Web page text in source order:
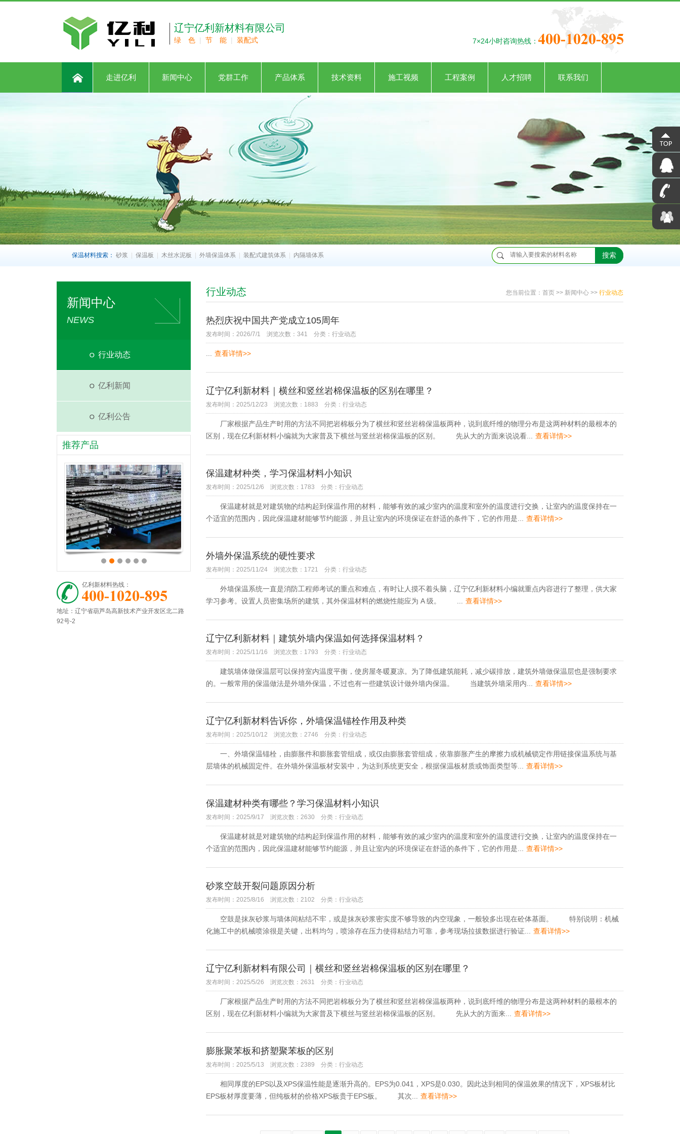
辽宁亿利新材料有限公司
绿 色 | 节 能 | 装配式 7×24小时咨询热线：
走进亿利 新闻中心 党群工作 产品体系 技术资料 施工视频 工程案例 人才招聘 联系我们
保温材料搜索： 砂浆 保温板 木丝水泥板 外墙保温体系 装配式建筑体系 内隔墙体系 搜索
新闻中心
NEWS
行业动态
亿利新闻
亿利公告
推荐产品
亿利新材料热线：
地址：辽宁省葫芦岛高新技术产业开发区北二路
92号-2
行业动态 您当前位置： 首页 >> 新闻中心 >> 行业动态
热烈庆祝中国共产党成立105周年
发布时间：2026/7/1 浏览次数：341 分类：行业动态
查看详情>>
辽宁亿利新材料｜横丝和竖丝岩棉保温板的区别在哪里？
发布时间：2025/12/23 浏览次数：1883 分类：行业动态
厂家根据产品生产时用的方法不同把岩棉板分为了横丝和竖丝岩棉保温板两种，说到底纤维的物理分布是这两种材料的最根本的
区别，现在亿利新材料小编就为大家普及下横丝与竖丝岩棉保温板的区别。 先从大的方面来说说看...
查看详情>>
保温建材种类，学习保温材料小知识
发布时间：2025/12/6 浏览次数：1783 分类：行业动态
保温建材就是对建筑物的结构起到保温作用的材料，能够有效的减少室内的温度和室外的温度进行交换，让室内的温度保持在一
个适宜的范围内，因此保温建材能够节约能源，并且让室内的环境保证在舒适的条件下，它的作用是...
查看详情>>
外墙外保温系统的硬性要求
发布时间：2025/11/24 浏览次数：1721 分类：行业动态
外墙保温系统一直是消防工程师考试的重点和难点，有时让人摸不着头脑，辽宁亿利新材料小编就重点内容进行了整理，供大家
学习参考。设置人员密集场所的建筑，其外保温材料的燃烧性能应为 A 级。 ...
查看详情>>
辽宁亿利新材料｜建筑外墙内保温如何选择保温材料？
发布时间：2025/11/16 浏览次数：1793 分类：行业动态
建筑墙体做保温层可以保持室内温度平衡，使房屋冬暖夏凉。为了降低建筑能耗，减少碳排放，建筑外墙做保温层也是强制要求
的。一般常用的保温做法是外墙外保温，不过也有一些建筑设计做外墙内保温。 当建筑外墙采用内...
查看详情>>
辽宁亿利新材料告诉你，外墙保温锚栓作用及种类
发布时间：2025/10/12 浏览次数：2746 分类：行业动态
一、外墙保温锚栓，由膨胀件和膨胀套管组成，或仅由膨胀套管组成，依靠膨胀产生的摩擦力或机械锁定作用链接保温系统与基
层墙体的机械固定件。在外墙外保温板材安装中，为达到系统更安全，根据保温板材质或饰面类型等...
查看详情>>
保温建材种类有哪些？学习保温材料小知识
发布时间：2025/9/17 浏览次数：2630 分类：行业动态
保温建材就是对建筑物的结构起到保温作用的材料，能够有效的减少室内的温度和室外的温度进行交换，让室内的温度保持在一
个适宜的范围内，因此保温建材能够节约能源，并且让室内的环境保证在舒适的条件下，它的作用是...
查看详情>>
砂浆空鼓开裂问题原因分析
发布时间：2025/8/16 浏览次数：2102 分类：行业动态
空鼓是抹灰砂浆与墙体间粘结不牢，或是抹灰砂浆密实度不够导致的内空现象，一般较多出现在砼体基面。 特别说明：机械
化施工中的机械喷涂很是关键，出料均匀，喷涂存在压力使得粘结力可靠，参考现场拉拔数据进行验证...
查看详情>>
辽宁亿利新材料有限公司｜横丝和竖丝岩棉保温板的区别在哪里？
发布时间：2025/5/26 浏览次数：2631 分类：行业动态
厂家根据产品生产时用的方法不同把岩棉板分为了横丝和竖丝岩棉保温板两种，说到底纤维的物理分布是这两种材料的最根本的
区别，现在亿利新材料小编就为大家普及下横丝与竖丝岩棉保温板的区别。 先从大的方面来...
查看详情>>
膨胀聚苯板和挤塑聚苯板的区别
发布时间：2025/5/13 浏览次数：2389 分类：行业动态
相同厚度的EPS以及XPS保温性能是逐渐升高的。EPS为0.041，XPS是0.030。因此达到相同的保温效果的情况下，XPS板材比
EPS板材厚度要薄，但纯板材的价格XPS板贵于EPS板。 其次...
查看详情>>